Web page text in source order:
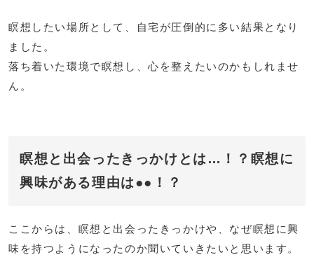
瞑想したい場所として、自宅が圧倒的に多い結果となり
ました。
落ち着いた環境で瞑想し、心を整えたいのかもしれませ
ん。
瞑想と出会ったきっかけとは…！？瞑想に
興味がある理由は●●！？
ここからは、瞑想と出会ったきっかけや、なぜ瞑想に興
味を持つようになったのか聞いていきたいと思います。